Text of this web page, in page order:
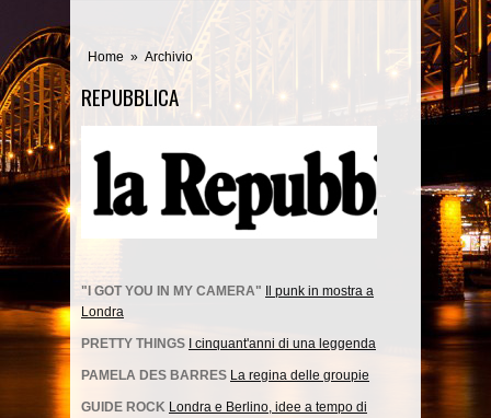
Home » Archivio
REPUBBLICA
"I GOT YOU IN MY CAMERA"
Il punk in mostra a
Londra
PRETTY THINGS I cinquant'anni di una leggenda
PAMELA DES BARRES La regina delle groupie
GUIDE ROCK Londra e Berlino, idee a tempo di